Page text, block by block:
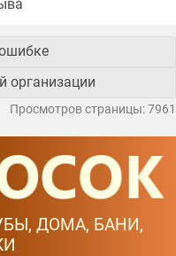
организации
Просмотров страницы: 7961
ДОМА, БАНИ,